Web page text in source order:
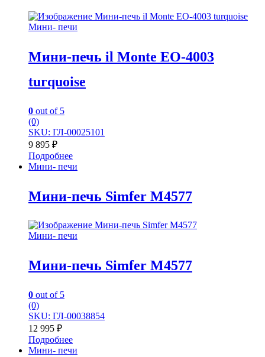
Мини- печи
Мини-печь il Monte EO-4003
turquoise
0 out of 5
(0)
SKU: ГЛ-00025101
9 895 ₽
Подробнее
Мини- печи
Мини-печь Simfer М4577
Мини- печи
Мини-печь Simfer М4577
0 out of 5
(0)
SKU: ГЛ-00038854
12 995 ₽
Подробнее
Мини- печи